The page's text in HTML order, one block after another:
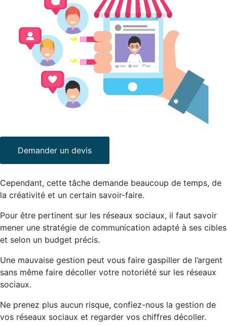
Demander un devis
Cependant, cette tâche demande beaucoup de temps, de
la créativité et un certain savoir-faire.
Pour être pertinent sur les réseaux sociaux, il faut savoir
mener une stratégie de communication adapté à ses cibles
et selon un budget précis.
Une mauvaise gestion peut vous faire gaspiller de l’argent
sans même faire décoller votre notoriété sur les réseaux
sociaux.
Ne prenez plus aucun risque, confiez-nous la gestion de
vos réseaux sociaux et regarder vos chiffres décoller.